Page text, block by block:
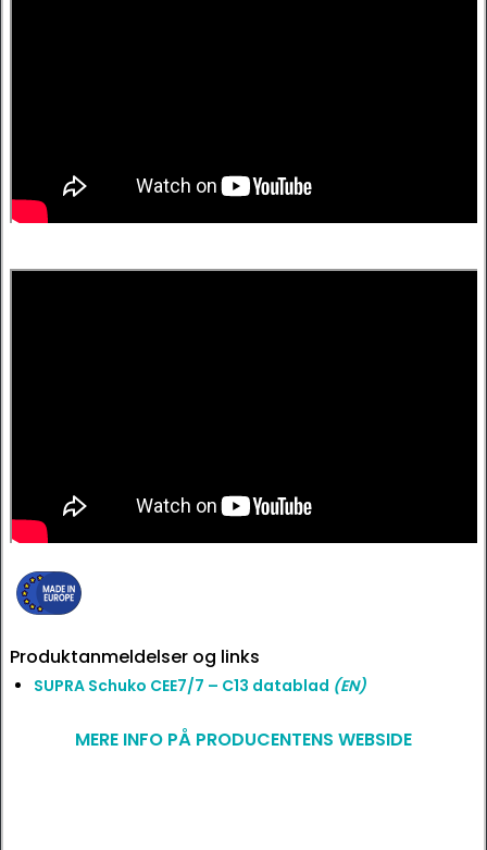
Produktanmeldelser og links
SUPRA Schuko CEE7/7 – C13 datablad (EN)
MERE INFO PÅ PRODUCENTENS WEBSIDE